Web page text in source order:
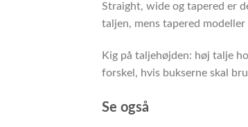
Straight, wide og tapered er
taljen, mens tapered
Kig på taljehøjden: høj talje
forskel, hvis bukserne skal
Se også